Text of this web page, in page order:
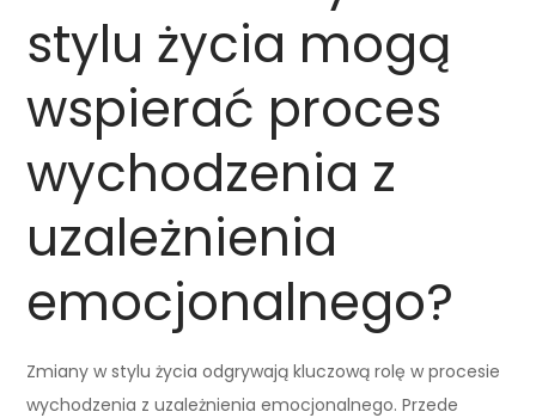
stylu życia mogą
wspierać proces
wychodzenia z
uzależnienia
emocjonalnego?
Zmiany w stylu życia odgrywają kluczową rolę w procesie
wychodzenia z uzależnienia emocjonalnego. Przede